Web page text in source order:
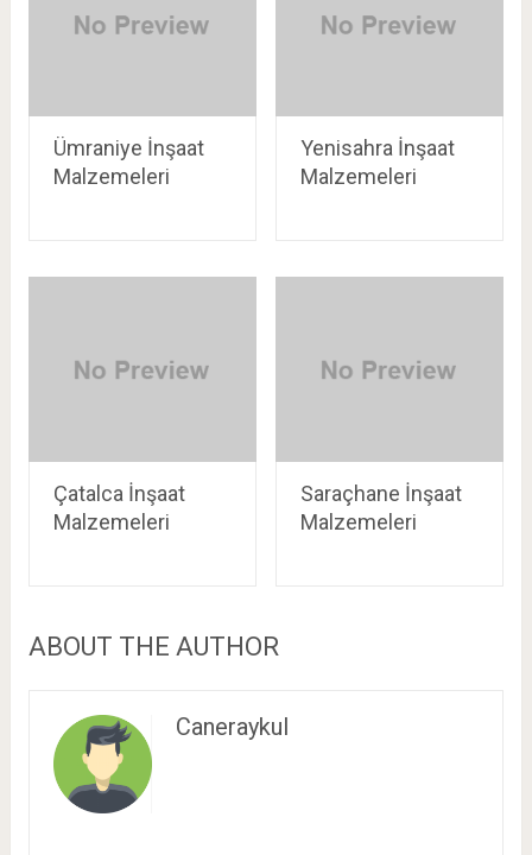
Ümraniye İnşaat
Malzemeleri
Yenisahra İnşaat
Malzemeleri
Çatalca İnşaat
Malzemeleri
Saraçhane İnşaat
Malzemeleri
ABOUT THE AUTHOR
Caneraykul